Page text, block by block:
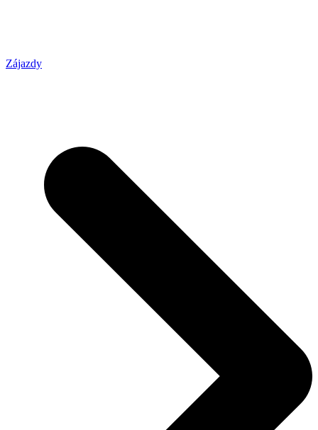
Zájazdy